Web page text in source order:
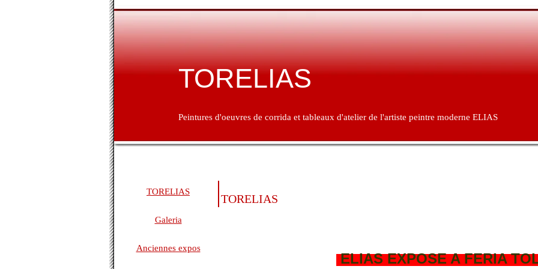
TORELIAS
Peintures d'oeuvres de corrida et tableaux d'atelier de l'artiste peintre moderne ELIAS
TORELIAS
Galeria
Anciennes expos
TORELIAS
ELIAS EXPOSE A FERIA